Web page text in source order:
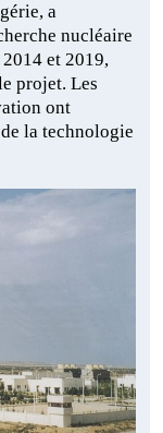
a
nucléaire
et 2019,
projet. Les
ont
la technologie